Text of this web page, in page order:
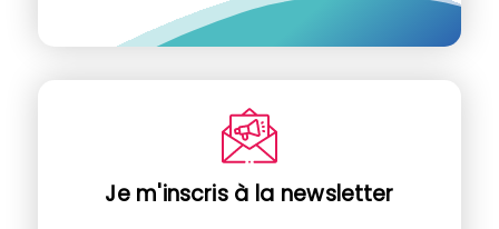
Je m'inscris à la newsletter